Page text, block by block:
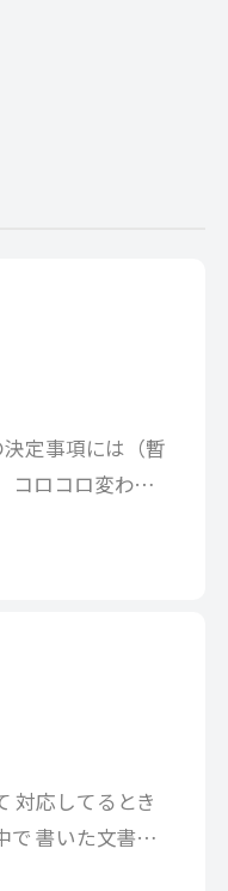
定事項には（暫
コロコロ変われ
対応してるとき
で 書いた文書で
。 初め